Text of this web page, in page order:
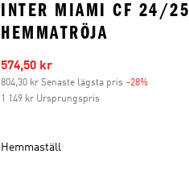
INTER MIAMI CF 24/25
HEMMATRÖJA
Reapris
574,50 kr
804,30 kr Senaste lägsta pris -28%
1 149 kr Ursprungspris
Hemmaställ